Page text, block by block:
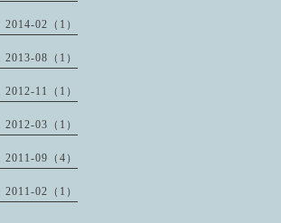
2014-02（1）
2013-08（1）
2012-11（1）
2012-03（1）
2011-09（4）
2011-02（1）